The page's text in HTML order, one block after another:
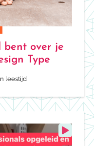
bent over je
Type
leestijd